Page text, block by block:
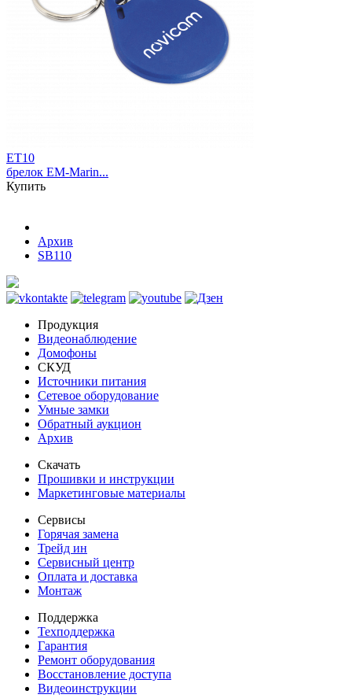
ET10
брелок EM-Marin...
Купить
Архив
SB110
Продукция
Видеонаблюдение
Домофоны
СКУД
Источники питания
Сетевое оборудование
Умные замки
Обратный аукцион
Архив
Скачать
Прошивки и инструкции
Маркетинговые материалы
Сервисы
Горячая замена
Трейд ин
Сервисный центр
Оплата и доставка
Монтаж
Поддержка
Техподдержка
Гарантия
Ремонт оборудования
Восстановление доступа
Видеоинструкции